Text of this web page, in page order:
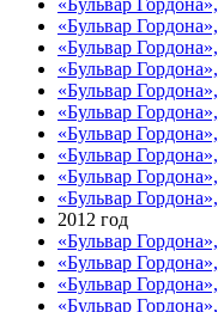
«Бульвар
«Бульвар
«Бульвар
«Бульвар
«Бульвар
«Бульвар
«Бульвар
«Бульвар
«Бульвар
2012 год
«Бульвар
«Бульвар
«Бульвар
«Бульвар